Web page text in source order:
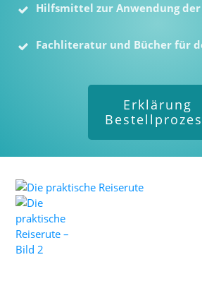
Hilfsmittel zur Anwendung der
Fachliteratur und Bücher für
Erklärung